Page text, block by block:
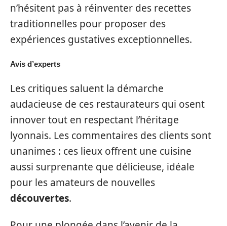
n’hésitent pas à réinventer des recettes
traditionnelles pour proposer des
expériences gustatives exceptionnelles.
Avis d’experts
Les critiques saluent la démarche
audacieuse de ces restaurateurs qui osent
innover tout en respectant l’héritage
lyonnais. Les commentaires des clients sont
unanimes : ces lieux offrent une cuisine
aussi surprenante que délicieuse, idéale
pour les amateurs de nouvelles
découvertes.